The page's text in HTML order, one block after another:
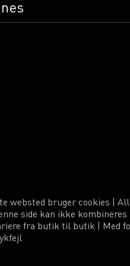
websted bruger cookies |
side kan ikke kombineres
fra butik til butik | Med